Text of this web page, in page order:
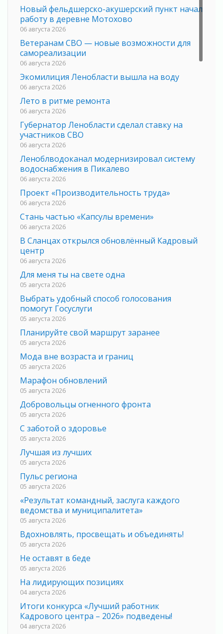
Новый фельдшерско-акушерский пункт начал
работу в деревне Мотохово
06 августа 2026
Ветеранам СВО — новые возможности для
самореализации
06 августа 2026
Экомилиция Ленобласти вышла на воду
06 августа 2026
Лето в ритме ремонта
06 августа 2026
Губернатор Ленобласти сделал ставку на
участников СВО
06 августа 2026
Леноблводоканал модернизировал систему
водоснабжения в Пикалево
06 августа 2026
Проект «Производительность труда»
06 августа 2026
Стань частью «Капсулы времени»
06 августа 2026
В Сланцах открылся обновлённый Кадровый
центр
06 августа 2026
Для меня ты на свете одна
05 августа 2026
Выбрать удобный способ голосования
помогут Госуслуги
05 августа 2026
Планируйте свой маршрут заранее
05 августа 2026
Мода вне возраста и границ
05 августа 2026
Марафон обновлений
05 августа 2026
Добровольцы огненного фронта
05 августа 2026
С заботой о здоровье
05 августа 2026
Лучшая из лучших
05 августа 2026
Пульс региона
05 августа 2026
«Результат командный, заслуга каждого
ведомства и муниципалитета»
05 августа 2026
Вдохновлять, просвещать и объединять!
05 августа 2026
Не оставят в беде
05 августа 2026
На лидирующих позициях
04 августа 2026
Итоги конкурса «Лучший работник
Кадрового центра – 2026» подведены!
04 августа 2026